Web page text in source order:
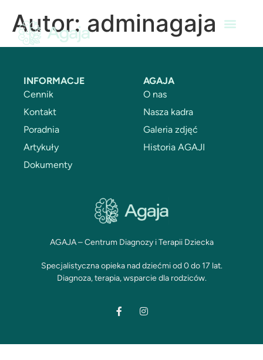
Autor:adminagaja
AGAJA – Centrum Diagnozy i Terapii Dziecka
Specjalistyczna opieka nad dziećmi od 0 do 17 lat.
Diagnoza, terapia, wsparcie dla rodziców.
AGAJA
O nas
Nasza kadra
Galeria zdjęć
Historia AGAJI
INFORMACJE
Cennik
Kontakt
Poradnia
Artykuły
Dokumenty